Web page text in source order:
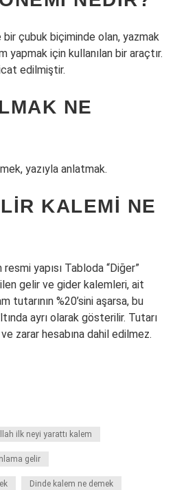
çubuk biçiminde olan, yazmak
yapmak için kullanılan bir araçtır.
edilmiştir.
NE
yazıyla anlatmak.
KALEMI NE
resmi yapısı Tabloda “Diğer”
gelir ve gider kalemleri, ait
tutarının %20’sini aşarsa, bu
ayrı olarak gösterilir. Tutarı
zarar hesabına dahil edilmez.
ilk neyi yarattı kalem
gelir
Dinde kalem ne demek